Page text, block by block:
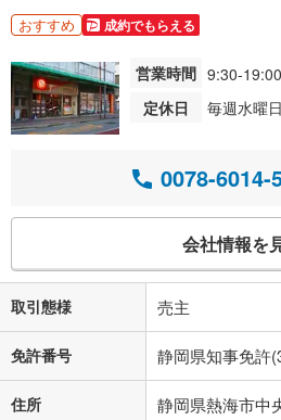
おすすめ 成約でもらえる
営業時間 9:30-19:00
定休日
毎週水曜
0078-6014-
会社情報を
取引態様 売主
免許番号 静岡県知事免許
住所 静岡県熱海市中